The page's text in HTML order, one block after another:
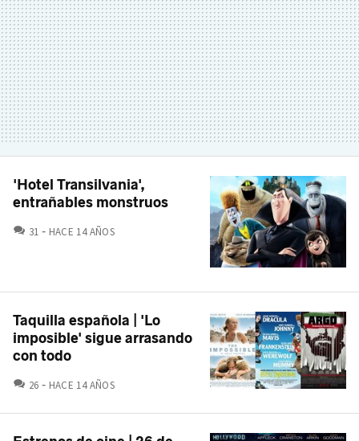
'Hotel Transilvania',
entrañables monstruos
31 COMENTARIOS
HACE 14 AÑOS
Taquilla española | 'Lo
imposible' sigue arrasando
con todo
26 COMENTARIOS
HACE 14 AÑOS